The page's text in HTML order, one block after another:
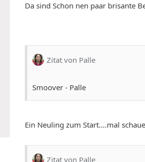
Da sind Schon nen paar brisante
Zitat von Palle
Smoover - Palle
Ein Neuling zum Start....mal
Zitat von Palle